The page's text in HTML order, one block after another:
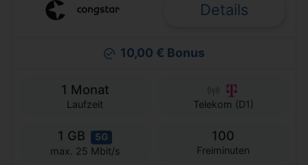
Details
10,00 € Bonus
1 Monat
Laufzeit Telekom (D1)
1 GB 5G
max. 25 Mbit/s
100
Freiminuten